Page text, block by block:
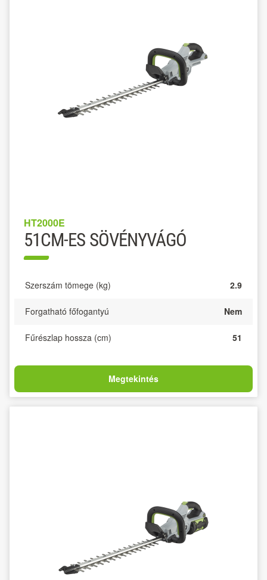
HT2000E
51CM-ES SÖVÉNYVÁGÓ
Szerszám tömege (kg) 2.9
Forgatható főfogantyú Nem
Fűrészlap hossza (cm) 51
Megtekintés